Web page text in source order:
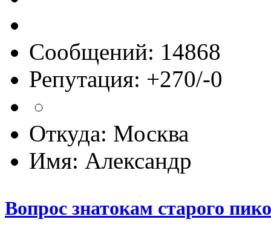
Сообщений: 14868
Репутация: +270/-0
Откуда: Москва
Имя: Александр
Вопрос знатокам старого пико